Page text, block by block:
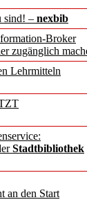
sind! – nexbib
Broker
zugänglich
Lehrmitteln
Stadtbibliothek
an den Start
für
in
neu